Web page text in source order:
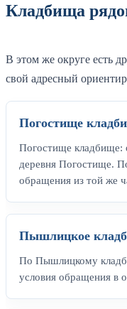
Кладбища
В этом же округе есть
свой адресный
Погостище
Погостище кладбище:
деревня Погостище.
обращения из той же
Пышлицкое
По Пышлицкому
условия обращения в